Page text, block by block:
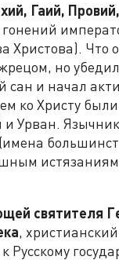
Гаий,
Христова). Что
но
сан и начал
ко Христу
Урван.
святителя
,
Русскому